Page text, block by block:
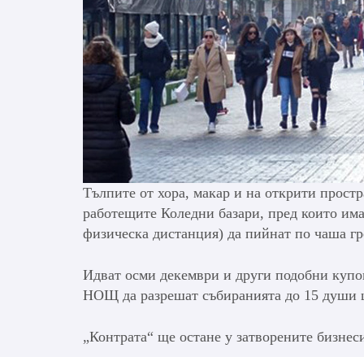
Тълпите от хора, макар и на открити
работещите Коледни базари, пред които
физическа дистанция) да пийнат по чаша
Идват осми декември и други подобни
НОЩ да разрешат събиранията до 15 души
„Контрата“ ще остане у затворените